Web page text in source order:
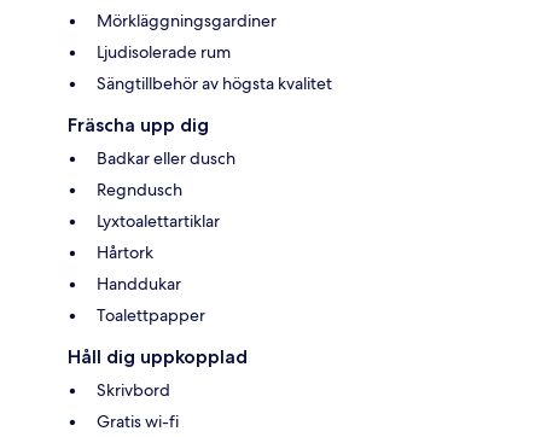
Mörkläggningsgardiner
Ljudisolerade rum
Sängtillbehör av högsta kvalitet
Fräscha upp dig
Badkar eller dusch
Regndusch
Lyxtoalettartiklar
Hårtork
Handdukar
Toalettpapper
Håll dig uppkopplad
Skrivbord
Gratis wi-fi